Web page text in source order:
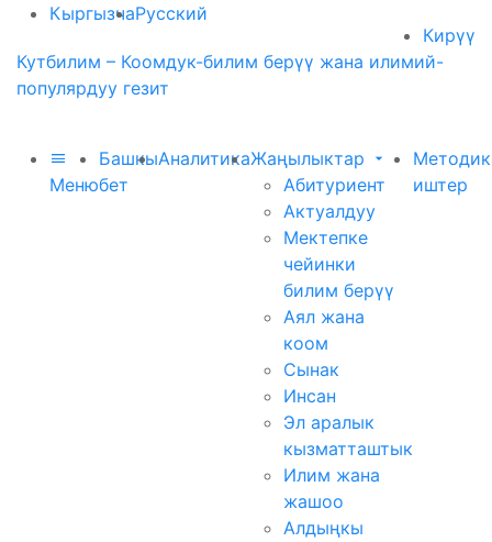
КыргызчаРусский
Кирүү
Кутбилим – Коомдук-билим берүү жана илимий-
популярдуу гезит
Меню
Башкы
бет
АналитикаЖаңылыктар
Абитуриент
Актуалдуу
Мектепке
чейинки
билим берүү
Аял жана
коом
Сынак
Инсан
Эл аралык
кызматташтык
Илим жана
жашоо
Алдыңкы
иштер